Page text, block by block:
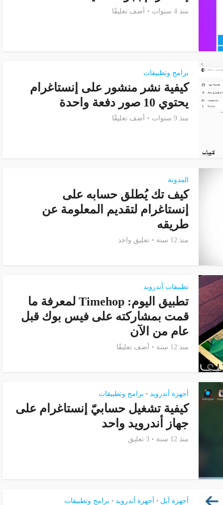
منذ 4 سنوات أضف تعليقًا
برامج وتطبيقات
كيفية نشر منشور على إنستاغرام
يحتوي 10 صور دفعة واحدة
منذ 9 سنوات أضف تعليقًا
المدونة
كيف تك يُطلق حسابه على
إنستاغرام لتقديم المعلومة عن
طريقه
منذ 12 سنة تعليق واحد
تطبيقات أندرويد
تطبيق اليوم: Timehop لمعرفة ما
قمت بمشاركته على فيس بوك قبل
عام من الآن
منذ 12 سنة أضف تعليقًا
أجهزة أندرويد • برامج وتطبيقات
كيفية تشغيل حسابيّ إنستاغرام على
جهاز أندرويد واحد
منذ 12 سنة 3 تعليق
أجهزة آبل • أجهزة أندرويد • برامج وتطبيقات